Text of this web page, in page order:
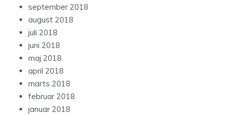
september 2018
august 2018
juli 2018
juni 2018
maj 2018
april 2018
marts 2018
februar 2018
januar 2018